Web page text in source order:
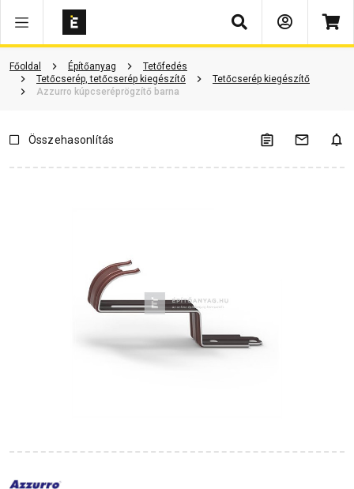
Keresés
Főoldal Építőanyag
Tetőfedés
Tetőcserép, tetőcserép kiegészítő
Tetőcserép kiegészítő
Azzurro kúpcseréprögzítő barna
Vásárlói vélemények Kérdések és válaszok Kapcsolódó cikkek
Összehasonlítás